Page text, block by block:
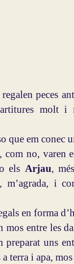
peces
molt i
que em conec
no, varen
els Arjau,
m’agrada, i
en forma
entre les
uns
terra i apa,